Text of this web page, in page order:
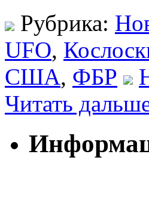
Рубрика:
UFO,
США, ФБР
Читать